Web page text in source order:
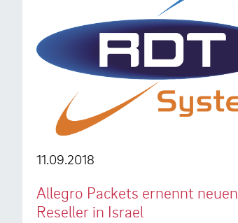
11.09.2018
Allegro Packets ernennt neuen
Reseller in Israel